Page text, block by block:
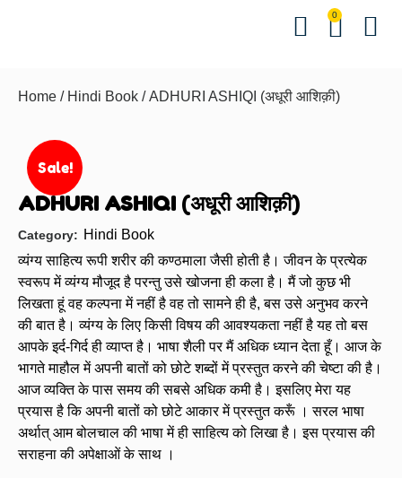
0
Home / Hindi Book / ADHURI ASHIQI (अधूरी आशिक़ी)
Sale!
ADHURI ASHIQI (अधूरी आशिक़ी)
Category: Hindi Book
व्यंग्य साहित्य रूपी शरीर की कण्ठमाला जैसी होती है। जीवन के प्रत्येक
स्वरूप में व्यंग्य मौजूद है परन्तु उसे खोजना ही कला है। मैं जो कुछ भी
लिखता हूं वह कल्पना में नहीं है वह तो सामने ही है, बस उसे अनुभव करने
की बात है। व्यंग्य के लिए किसी विषय की आवश्यकता नहीं है यह तो बस
आपके इर्द-गिर्द ही व्याप्त है। भाषा शैली पर मैं अधिक ध्यान देता हूँ। आज के
भागते माहौल में अपनी बातों को छोटे शब्दों में प्रस्तुत करने की चेष्टा की है।
आज व्यक्ति के पास समय की सबसे अधिक कमी है। इसलिए मेरा यह
प्रयास है कि अपनी बातों को छोटे आकार में प्रस्तुत करूँ । सरल भाषा
अर्थात् आम बोलचाल की भाषा में ही साहित्य को लिखा है। इस प्रयास की
सराहना की अपेक्षाओं के साथ ।